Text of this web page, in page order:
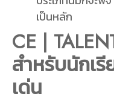
เป็นหลัก
CE |
สำหรับนักเ
เด่น